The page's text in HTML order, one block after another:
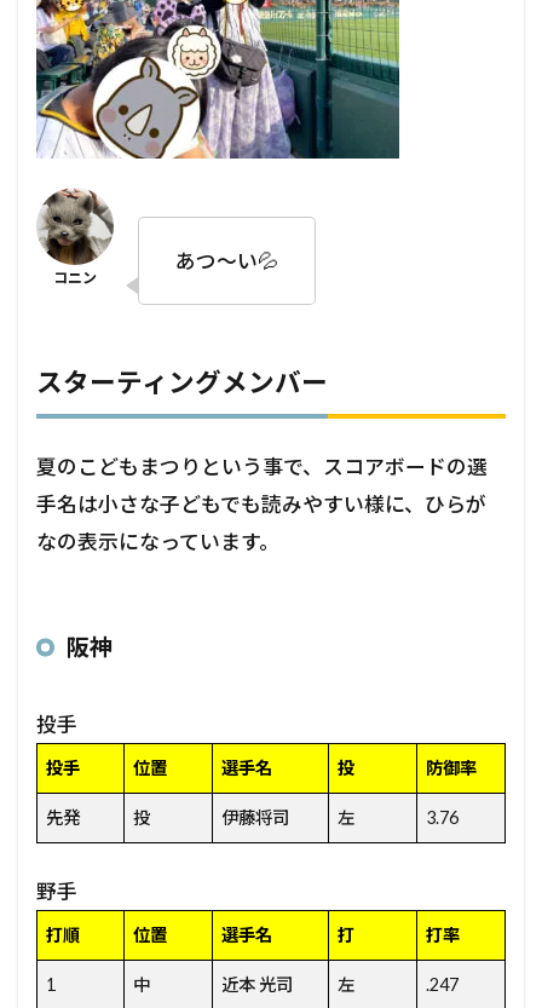
あつ～い💦
スターティングメンバー
夏のこどもまつりという事で、スコアボードの選
手名は小さな子どもでも読みやすい様に、ひらが
なの表示になっています。
阪神
投手
投手 位置 選手名 投 防御率
先発 投 伊藤将司 左 3.76
野手
打順 位置 選手名 打 打率
1 中 近本 光司 左 .247